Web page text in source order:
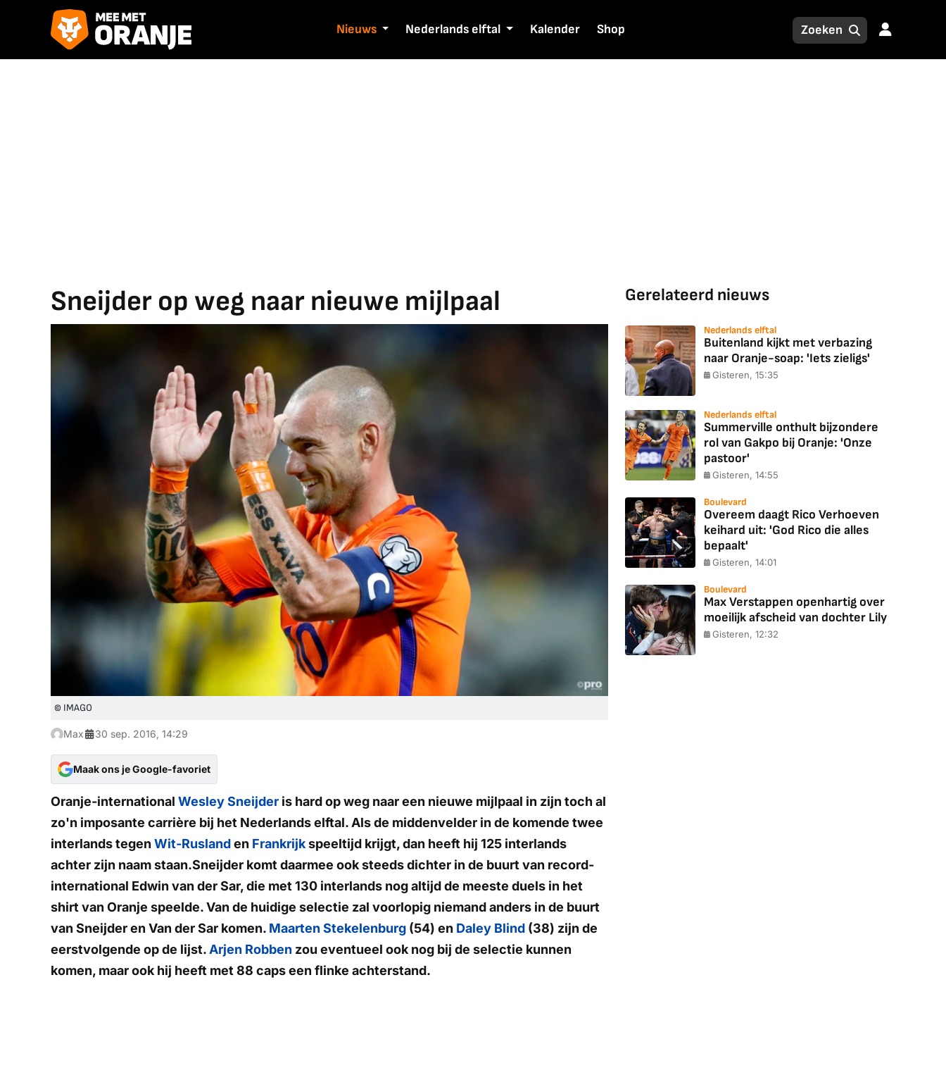
Nieuws Nederlands elftal Kalender Shop
Sneijder op weg naar nieuwe mijlpaal
© IMAGO
Max 30 sep. 2016, 14:29
Maak ons je Google-favoriet
Oranje-international Wesley Sneijder is hard op weg naar een nieuwe mijlpaal in zijn toch al
zo'n imposante carrière bij het Nederlands elftal. Als de middenvelder in de komende twee
interlands tegen Wit-Ruslanden Frankrijkspeeltijd krijgt, dan heeft hij 125 interlands
achter zijn naam staan.Sneijder komt daarmee ook steeds dichter in de buurt van record-
international Edwin van der Sar, die met 130 interlands nog altijd de meeste duels in het
shirt van Oranje speelde. Van de huidige selectie zal voorlopig niemand anders in de buurt
van Sneijder en Van der Sar komen. Maarten Stekelenburg (54) en Daley Blind (38) zijn de
eerstvolgende op de lijst. Arjen Robben zou eventueel ook nog bij de selectie kunnen
komen, maar ook hij heeft met 88 caps een flinke achterstand.
Gerelateerd nieuws
Nederlands elftal
Buitenland kijkt met verbazing
naar Oranje-soap: 'Iets zieligs'
Gisteren, 15:35
Nederlands elftal
Summerville onthult bijzondere
rol van Gakpo bij Oranje: 'Onze
pastoor'
Gisteren, 14:55
Boulevard
Overeem daagt Rico Verhoeven
keihard uit: 'God Rico die alles
bepaalt'
Gisteren, 14:01
Boulevard
Max Verstappen openhartig over
moeilijk afscheid van dochter Lily
Gisteren, 12:32